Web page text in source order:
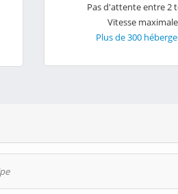
Pas d'attente entre 2
Vitesse
Plus de 300